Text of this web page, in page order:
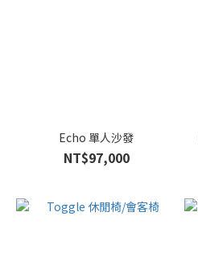
Echo 單人沙發
NT$97,000